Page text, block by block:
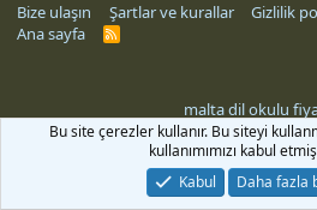
Bize ulaşın Şartlar ve kurallar Gizlilik
Ana sayfa
R
malta dil okulu
Bu site çerezler kullanır. Bu siteyi
kullanımımızı kabul
Kabul
Daha fazla